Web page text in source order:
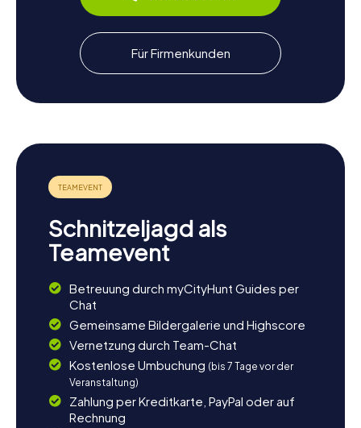
Bergstraße verwöhnen. Besonders bekannt ist
Hemsbach für seine Weine, die ihr unbedingt kosten
Die myCityHunt Schnitzeljagden in Hemsbach sind die
perfekte Gelegenheit, die Stadt auf spielerische Weise
Teamevents – in Hemsbach erwartet euch ein
unvergessliches Abenteuer!
Für Firmenkunden
Schnitzeljagd als
Teamevent
Betreuung durch myCityHunt Guides per
Chat
Gemeinsame Bildergalerie und Highscore
Vernetzung durch Team-Chat
Kostenlose Umbuchung (bis 7 Tage vor der
Veranstaltung)
Zahlung per Kreditkarte, PayPal oder auf
Rechnung